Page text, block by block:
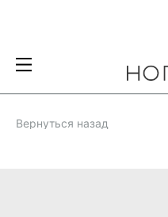
Вернуться назад